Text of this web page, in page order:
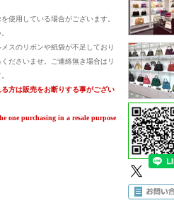
使用している場合がございます。
スのリボンや紙袋が不足しており
ださいませ。ご連絡無き場合はリ
方は販売をお断りする事がござい
one purchasing in a resale purpose